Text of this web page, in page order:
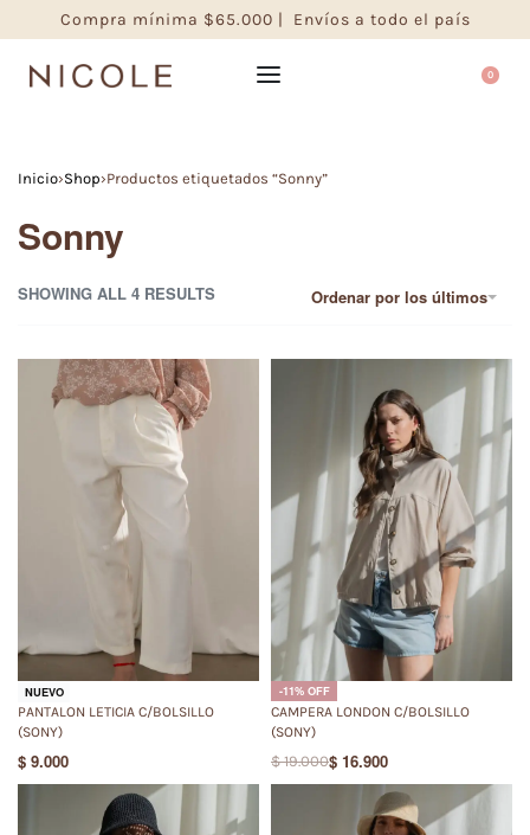
Compra mínima $65.000 | Envíos a todo el país
0
Inicio›Shop›Productos etiquetados “Sonny”
Sonny
SHOWING ALL 4 RESULTS Ordenar por los últimos
NUEVO
PANTALON LETICIA C/BOLSILLO
(SONY)
$ 9.000
-11% OFF
CAMPERA LONDON C/BOLSILLO
(SONY)
$19.000$ 16.900